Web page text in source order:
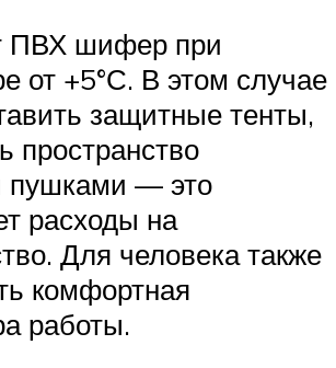
ПВХ шифер при
от +5°С. В этом случае
защитные тенты,
пространство
пушками — это
расходы на
Для человека также
комфортная
работы.